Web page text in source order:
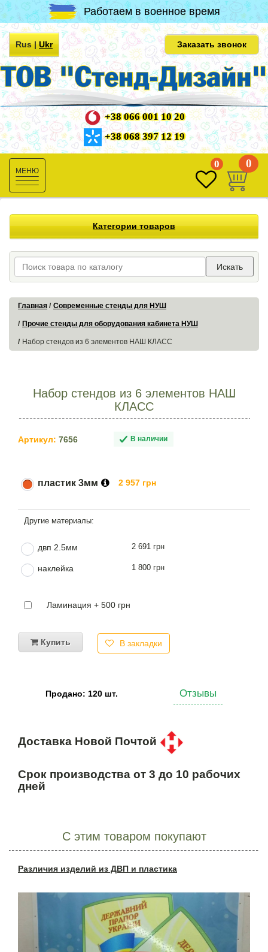
Работаем в военное время
Rus|Ukr Заказать звонок
+38 066 001 10 20
+38 068 397 12 19
Toggle
navigation
0 0
Категории товаров
Искать
Главная Современные стенды для НУШ
Прочие стенды для оборудования кабинета НУШ
Набор стендов из 6 элементов НАШ КЛАСС
Набор стендов из 6 элементов НАШ
КЛАСС
Артикул: 7656 В наличии
пластик 3мм 2 957 грн
двп 2.5мм 2 691 грн
наклейка 1 800 грн
Ламинация + 500 грн
Купить В закладки
Продано: 120 шт. Отзывы
Доставка Новой Почтой
Срок производства от 3 до 10 рабочих
дней
С этим товаром покупают
Различия изделий из ДВП и пластика